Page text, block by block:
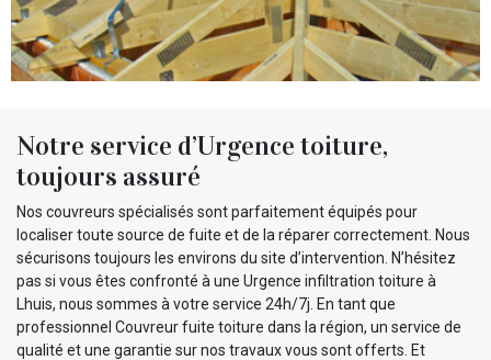
Notre service d’Urgence toiture,
toujours assuré
Nos couvreurs spécialisés sont parfaitement équipés pour
localiser toute source de fuite et de la réparer correctement. Nous
sécurisons toujours les environs du site d’intervention. N’hésitez
pas si vous êtes confronté à une Urgence infiltration toiture à
Lhuis, nous sommes à votre service 24h/7j. En tant que
professionnel Couvreur fuite toiture dans la région, un service de
qualité et une garantie sur nos travaux vous sont offerts. Et